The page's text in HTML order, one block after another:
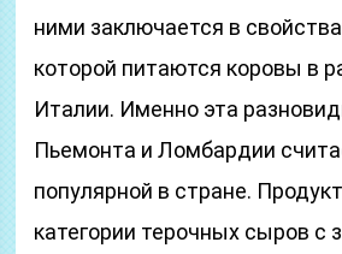
ними заключается в
которой питаются коровы в
Италии. Именно эта
Пьемонта и Ломбардии
популярной в стране.
категории терочных сыров с